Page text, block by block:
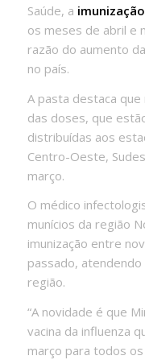
Saúde, a imunização
os meses de abril e
razão do aumento
no país.
A pasta destaca
das doses, que
distribuídas aos
Centro-Oeste,
março.
O médico
munícios da região
imunização entre
passado,
região.
“A novidade é que
vacina da influenza
março para todos